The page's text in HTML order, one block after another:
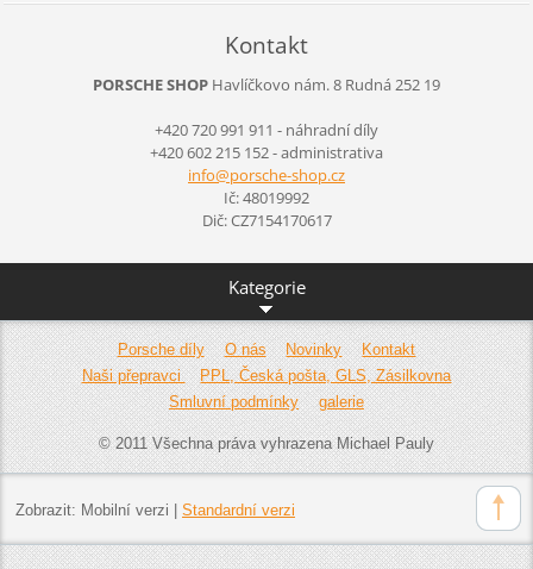
Kontakt
PORSCHE SHOP Havlíčkovo nám. 8 Rudná 252 19
+420 720 991 911 - náhradní díly
+420 602 215 152 - administrativa
info@porsche-shop.cz
Ič: 48019992
Dič: CZ7154170617
Kategorie
Porsche díly O nás Novinky
Kontakt
Naši přepravci
PPL, Česká pošta, GLS, Zásilkovna
Smluvní podmínky
galerie
© 2011 Všechna práva vyhrazena Michael Pauly
Zobrazit: Mobilní verzi Standardní verzi